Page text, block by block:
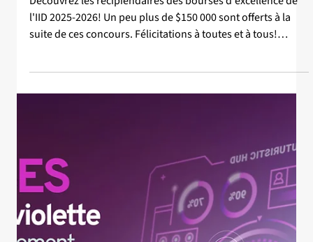
C'est dans cette optique que l'Office québécois de la langue
française (OQLF) a dévoilé, le 7 mai dernier, une version
actualisée et bonifiée de son vocabulaire de l'IA. Parmi les
intelligence et données (IID) de l'Université Laval. Cette
nouvelle v